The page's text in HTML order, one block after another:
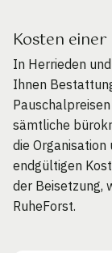
Kosten
In Herrieden
Ihnen
sämtliche
die Organisation
endgültigen
der Beisetzung,
RuheForst.